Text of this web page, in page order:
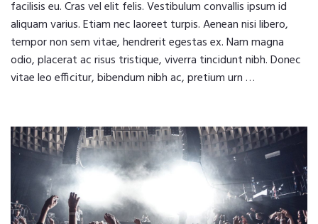
facilisis eu. Cras vel elit felis. Vestibulum convallis ipsum id
aliquam varius. Etiam nec laoreet turpis. Aenean nisi libero,
tempor non sem vitae, hendrerit egestas ex. Nam magna
odio, placerat ac risus tristique, viverra tincidunt nibh. Donec
vitae leo efficitur, bibendum nibh ac, pretium urn …